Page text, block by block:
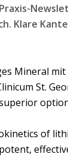
Klare
Mineral
St.
of